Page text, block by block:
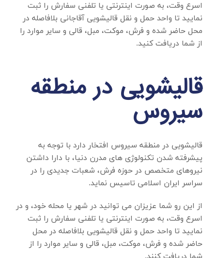
اسرع وقت، به صورت اینترنتی یا تلفنی سفارش را ثبت
نمایید تا واحد حمل و نقل قالیشویی آقاجانی بلافاصله در
محل حاضر شده و فرش، موکت، مبل، قالی و سایر موارد را
از شما دریافت کنید.
قالیشویی در منطقه
سیروس
قالیشویی در منطقه سیروس افتخار دارد با توجه به
پیشرفته شدن تکنولوژی های مدرن دنیا، با دارا داشتن
نیروهای متخصص در حوزه فرش، شعبات جدیدی را در
سراسر ایران اسلامی تاسیس نماید.
از این رو شما عزیزان می توانید در شهر یا محله خود، و در
اسرع وقت، به صورت اینترنتی یا تلفنی سفارش را ثبت
نمایید تا واحد حمل و نقل قالیشویی بلافاصله در محل
حاضر شده و فرش، موکت، مبل، قالی و سایر موارد را از